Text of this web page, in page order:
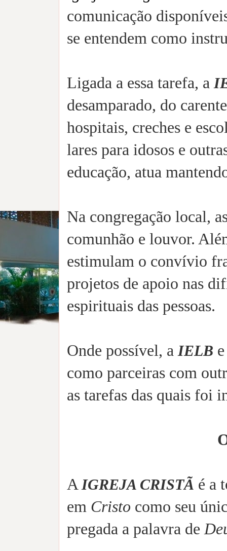
comunicação
se entendem como
Ligada a essa tarefa, a
desamparado, do
hospitais, creches e
lares para idosos e
educação, atua
Na congregação local,
comunhão e louvor.
estimulam o convívio
projetos de apoio nas
espirituais das pessoas.
Onde possível, a IELB
como parceiras com
as tarefas das quais foi
A IGREJA CRISTÃ é a
em Cristo como seu
pregada a palavra de